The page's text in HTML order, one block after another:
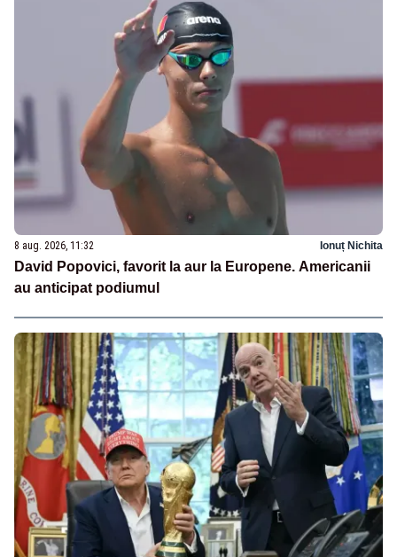
8 aug. 2026, 11:32 Ionuț Nichita
David Popovici, favorit la aur la Europene. Americanii
au anticipat podiumul